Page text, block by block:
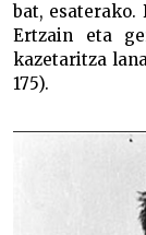
bat, esaterako.
Ertzain eta
kazetaritza
175).